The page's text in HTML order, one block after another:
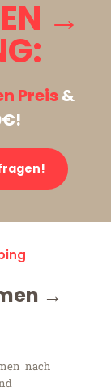
→
Preis&
→
nach